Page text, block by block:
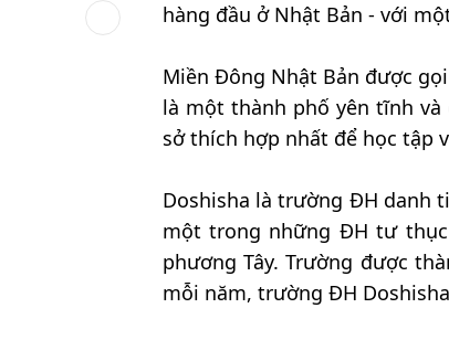
hàng đầu ở Nhật Bản - với
Miền Đông Nhật Bản được
là một thành phố yên tĩnh
sở thích hợp nhất để học tập
Doshisha là trường ĐH danh
một trong những ĐH tư
phương Tây. Trường được
mỗi năm, trường ĐH